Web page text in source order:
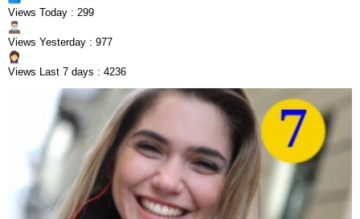
Views Today : 299
Views Yesterday : 977
Views Last 7 days : 4236